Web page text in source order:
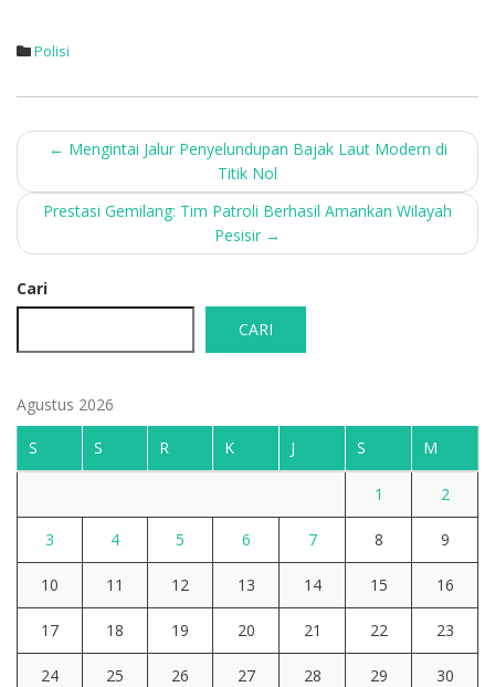
Polisi
Post
navigation
← Mengintai Jalur Penyelundupan Bajak Laut Modern di
Titik Nol
Prestasi Gemilang: Tim Patroli Berhasil Amankan Wilayah
Pesisir →
Cari
CARI
Agustus 2026
S S R K J S M
1 2
3 4 5 6 7 8 9
10 11 12 13 14 15 16
17 18 19 20 21 22 23
24 25 26 27 28 29 30